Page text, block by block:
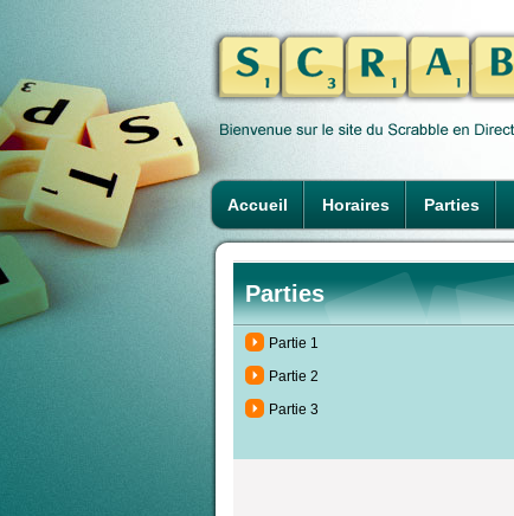
Accueil Horaires Parties
Parties
Partie 1
Partie 2
Partie 3